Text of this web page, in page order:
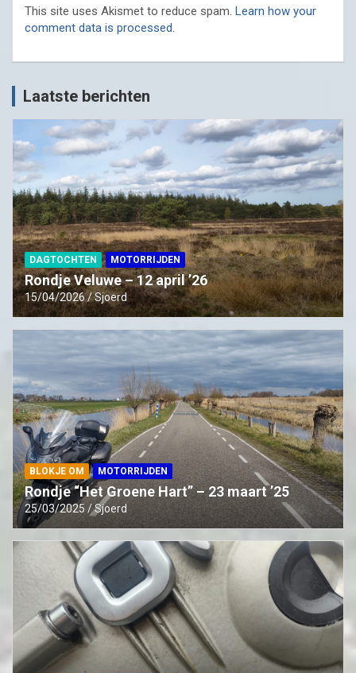
This site uses Akismet to reduce spam. Learn how your
comment data is processed.
Laatste berichten
DAGTOCHTEN MOTORRIJDEN
Rondje Veluwe – 12 april ’26
15/04/2026 Sjoerd
BLOKJE OM MOTORRIJDEN
Rondje “Het Groene Hart” – 23 maart ’25
25/03/2025 Sjoerd